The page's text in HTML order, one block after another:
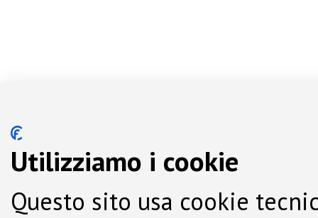
Utilizziamo i cookie
Questo sito usa cookie